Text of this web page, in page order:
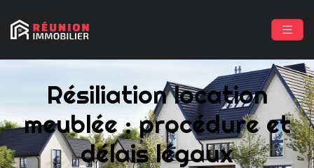
Résiliation location
meublée : procédure et
délais légaux